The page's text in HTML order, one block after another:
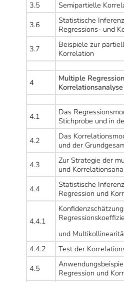
3.5
Semipartielle
3.6
Statistische
Regressions- und
3.7
Beispiele zur
Korrelation
4
Multiple
Korrelationsanalyse
4.1
Das
Stichprobe und in
4.2
Das
und der
4.3
Zur Strategie der
und
4.4
Statistische
Regression und
4.4.1
und
4.4.2 Test der
4.5
Regression und